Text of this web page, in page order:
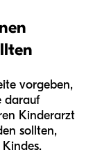
vorgeben,
darauf
Kinderarzt
sollten,